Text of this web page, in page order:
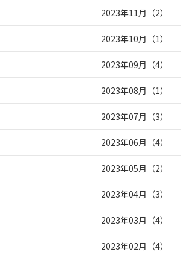
2023年11月 （2）
2023年10月 （1）
2023年09月 （4）
2023年08月 （1）
2023年07月 （3）
2023年06月 （4）
2023年05月 （2）
2023年04月 （3）
2023年03月 （4）
2023年02月 （4）